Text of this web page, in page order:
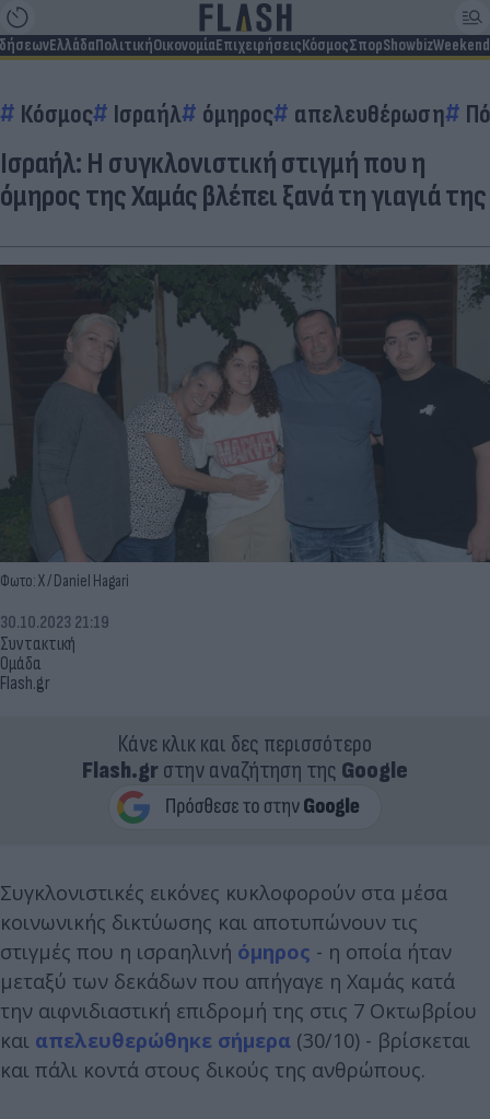
ΕλλάδαΠολιτικήΟικονομίαΕπιχειρήσειςΚόσμοςΣπορShowbizWeekend
Κόσμος Ισραήλ όμηρος απελευθέρωση
Ισραήλ: Η συγκλονιστική στιγμή που η
όμηρος της Χαμάς βλέπει ξανά τη γιαγιά της
Φωτο: X / Daniel Hagari
Συντακτική
Ομάδα
Flash.gr
30.10.2023 21:19
Κάνε κλικ και δες περισσότερο
Flash.grστην αναζήτηση της Google
Συγκλονιστικές εικόνες κυκλοφορούν στα μέσα
κοινωνικής δικτύωσης και αποτυπώνουν τις
στιγμές που η ισραηλινή όμηρος - η οποία ήταν
μεταξύ των δεκάδων που απήγαγε η Χαμάς κατά
την αιφνιδιαστική επιδρομή της στις 7 Οκτωβρίου
και απελευθερώθηκε σήμερα (30/10) - βρίσκεται
και πάλι κοντά στους δικούς της ανθρώπους.